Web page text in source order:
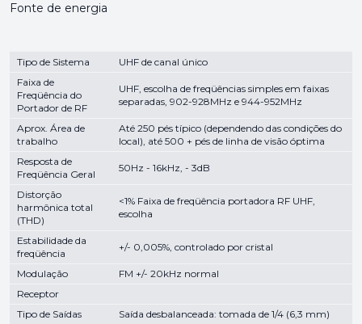
Fonte de energia
Tipo de Sistema
UHF de canal único
Faixa de
Freqüência do
Portador de RF
UHF, escolha de freqüências simples em faixas
separadas, 902-928MHz e 944-952MHz
Aprox. Área de
trabalho
Até 250 pés típico (dependendo das condições do
local), até 500 + pés de linha de visão óptima
Resposta de
Freqüência Geral
50Hz - 16kHz, - 3dB
Distorção
harmônica total
(THD)
<1% Faixa de freqüência portadora RF UHF,
escolha
Estabilidade da
freqüência
+/- 0,005%, controlado por cristal
Modulação
FM +/- 20kHz normal
Receptor
Tipo de Saídas
Saída desbalanceada: tomada de 1/4 (6,3 mm)